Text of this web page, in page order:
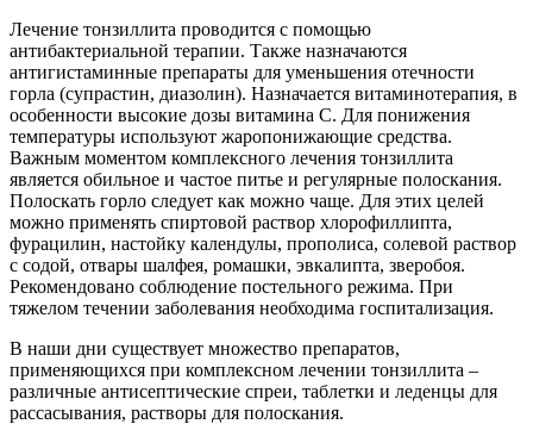
Лечение тонзиллита проводится с помощью
антибактериальной терапии. Также назначаются
антигистаминные препараты для уменьшения отечности
горла (супрастин, диазолин). Назначается витаминотерапия, в
особенности высокие дозы витамина С. Для понижения
температуры используют жаропонижающие средства.
Важным моментом комплексного лечения тонзиллита
является обильное и частое питье и регулярные полоскания.
Полоскать горло следует как можно чаще. Для этих целей
можно применять спиртовой раствор хлорофиллипта,
фурацилин, настойку календулы, прополиса, солевой раствор
с содой, отвары шалфея, ромашки, эвкалипта, зверобоя.
Рекомендовано соблюдение постельного режима. При
тяжелом течении заболевания необходима госпитализация.
В наши дни существует множество препаратов,
применяющихся при комплексном лечении тонзиллита –
различные антисептические спреи, таблетки и леденцы для
рассасывания, растворы для полоскания.